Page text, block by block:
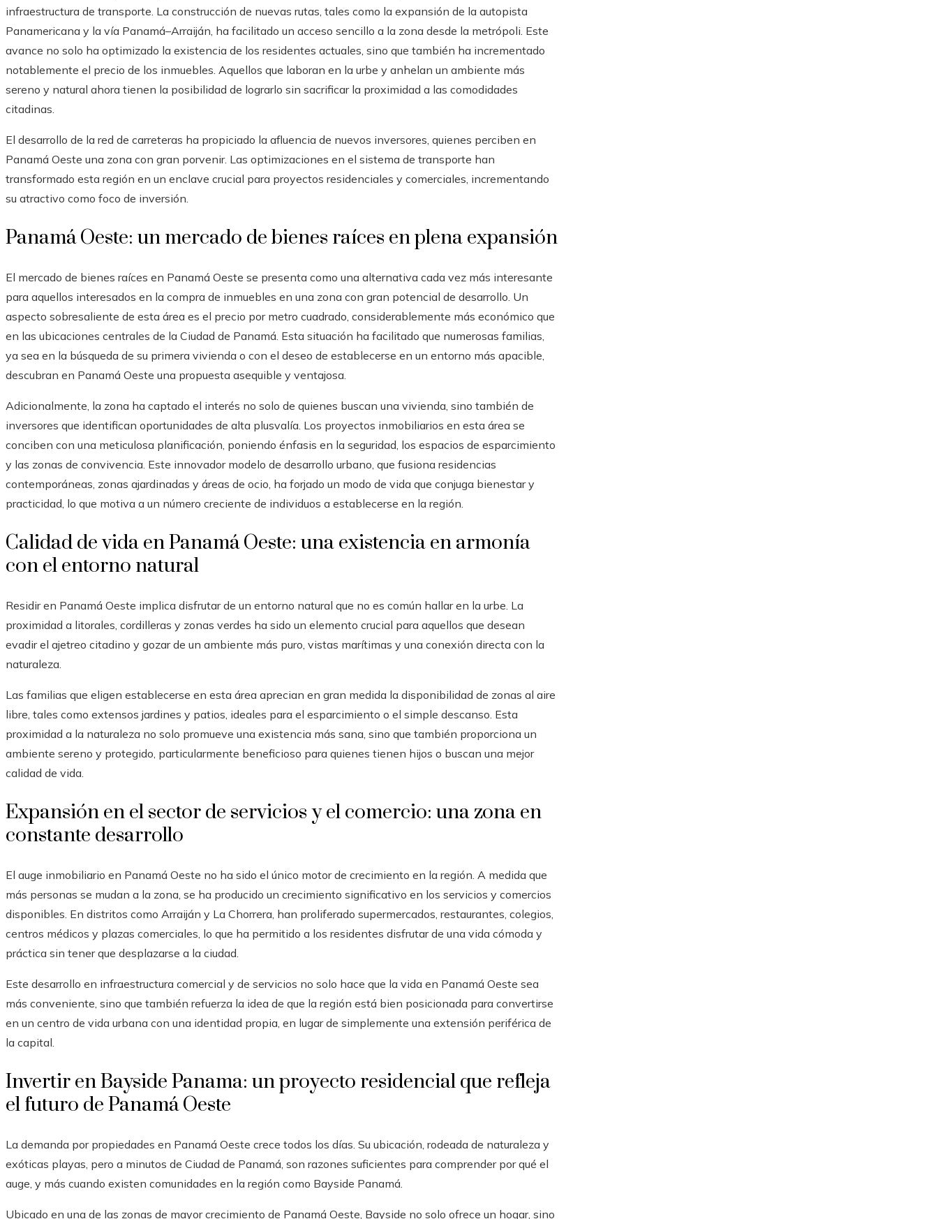
infraestructura de transporte. La construcción de nuevas rutas, tales como la expansión de la autopista
Panamericana y la vía Panamá–Arraiján, ha facilitado un acceso sencillo a la zona desde la metrópoli. Este
avance no solo ha optimizado la existencia de los residentes actuales, sino que también ha incrementado
notablemente el precio de los inmuebles. Aquellos que laboran en la urbe y anhelan un ambiente más
sereno y natural ahora tienen la posibilidad de lograrlo sin sacrificar la proximidad a las comodidades
citadinas.
El desarrollo de la red de carreteras ha propiciado la afluencia de nuevos inversores, quienes perciben en
Panamá Oeste una zona con gran porvenir. Las optimizaciones en el sistema de transporte han
transformado esta región en un enclave crucial para proyectos residenciales y comerciales, incrementando
su atractivo como foco de inversión.
Panamá Oeste: un mercado de bienes raíces en plena expansión
El mercado de bienes raíces en Panamá Oeste se presenta como una alternativa cada vez más interesante
para aquellos interesados en la compra de inmuebles en una zona con gran potencial de desarrollo. Un
aspecto sobresaliente de esta área es el precio por metro cuadrado, considerablemente más económico que
en las ubicaciones centrales de la Ciudad de Panamá. Esta situación ha facilitado que numerosas familias,
ya sea en la búsqueda de su primera vivienda o con el deseo de establecerse en un entorno más apacible,
descubran en Panamá Oeste una propuesta asequible y ventajosa.
Adicionalmente, la zona ha captado el interés no solo de quienes buscan una vivienda, sino también de
inversores que identifican oportunidades de alta plusvalía. Los proyectos inmobiliarios en esta área se
conciben con una meticulosa planificación, poniendo énfasis en la seguridad, los espacios de esparcimiento
y las zonas de convivencia. Este innovador modelo de desarrollo urbano, que fusiona residencias
contemporáneas, zonas ajardinadas y áreas de ocio, ha forjado un modo de vida que conjuga bienestar y
practicidad, lo que motiva a un número creciente de individuos a establecerse en la región.
Calidad de vida en Panamá Oeste: una existencia en armonía
con el entorno natural
Residir en Panamá Oeste implica disfrutar de un entorno natural que no es común hallar en la urbe. La
proximidad a litorales, cordilleras y zonas verdes ha sido un elemento crucial para aquellos que desean
evadir el ajetreo citadino y gozar de un ambiente más puro, vistas marítimas y una conexión directa con la
naturaleza.
Las familias que eligen establecerse en esta área aprecian en gran medida la disponibilidad de zonas al aire
libre, tales como extensos jardines y patios, ideales para el esparcimiento o el simple descanso. Esta
proximidad a la naturaleza no solo promueve una existencia más sana, sino que también proporciona un
ambiente sereno y protegido, particularmente beneficioso para quienes tienen hijos o buscan una mejor
calidad de vida.
Expansión en el sector de servicios y el comercio: una zona en
constante desarrollo
El auge inmobiliario en Panamá Oeste no ha sido el único motor de crecimiento en la región. A medida que
más personas se mudan a la zona, se ha producido un crecimiento significativo en los servicios y comercios
disponibles. En distritos como Arraiján y La Chorrera, han proliferado supermercados, restaurantes, colegios,
centros médicos y plazas comerciales, lo que ha permitido a los residentes disfrutar de una vida cómoda y
práctica sin tener que desplazarse a la ciudad.
Este desarrollo en infraestructura comercial y de servicios no solo hace que la vida en Panamá Oeste sea
más conveniente, sino que también refuerza la idea de que la región está bien posicionada para convertirse
en un centro de vida urbana con una identidad propia, en lugar de simplemente una extensión periférica de
la capital.
Invertir en Bayside Panama: un proyecto residencial que refleja
el futuro de Panamá Oeste
La demanda por propiedades en Panamá Oeste crece todos los días. Su ubicación, rodeada de naturaleza y
exóticas playas, pero a minutos de Ciudad de Panamá, son razones suficientes para comprender por qué el
auge, y más cuando existen comunidades en la región como Bayside Panamá.
Ubicado en una de las zonas de mayor crecimiento de Panamá Oeste, Bayside no solo ofrece un hogar, sino